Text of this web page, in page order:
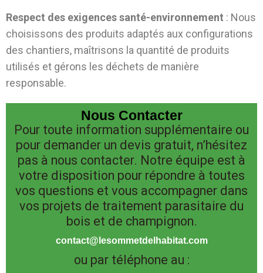
Respect des exigences santé-environnement : Nous
choisissons des produits adaptés aux configurations
des chantiers, maîtrisons la quantité de produits
utilisés et gérons les déchets de manière
responsable.
Nous Contacter
Pour toute information supplémentaire ou
pour demander un devis gratuit, n’hésitez
pas à nous contacter. Notre équipe est à
votre disposition pour répondre à toutes
vos questions et vous accompagner dans
vos projets de traitement parasitaire du
bois et de champignon.
contact@lesommetdelhabitat.com
ou par téléphone au :